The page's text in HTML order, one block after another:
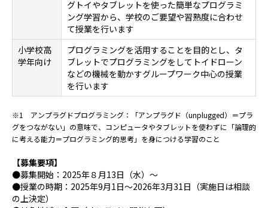
グトイやタブレットを使った簡単なプログラミ
ング学習から、学校のご要望や習熟度に合わせ
て授業を行います
小学校高
学年向け
プログラミングを活用することを目的とし、タ
ブレットでプログラミングをしてトイドローン
などの機械を動かすグループワーク中心の授業
を行います
※1 アンプラグドプログラミング：「アンプラグド（unplugged）＝プラ
グをつながない」の意味で、コンピュータやタブレットを使わずに「論理的
に考える能力＝プログラミング的思考」を身につける学習のこと
【募集要項】
●募集開始： 2025年８月13日（水）～
●授業の時期： 2025年9月1日～2026年3月31日（実施日は相談
の上決定）